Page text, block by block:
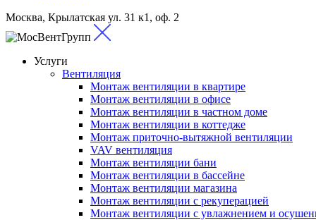
Москва, Крылатская ул. 31 к1, оф. 2
Услуги
Вентиляция
Монтаж вентиляции в квартире
Монтаж вентиляции в офисе
Монтаж вентиляции в частном доме
Монтаж вентиляции в коттедже
Монтаж приточно-вытяжной вентиляции
VAV вентиляция
Монтаж вентиляции бани
Монтаж вентиляции в бассейне
Монтаж вентиляции магазина
Монтаж вентиляции с рекуперацией
Монтаж вентиляции с увлажнением и